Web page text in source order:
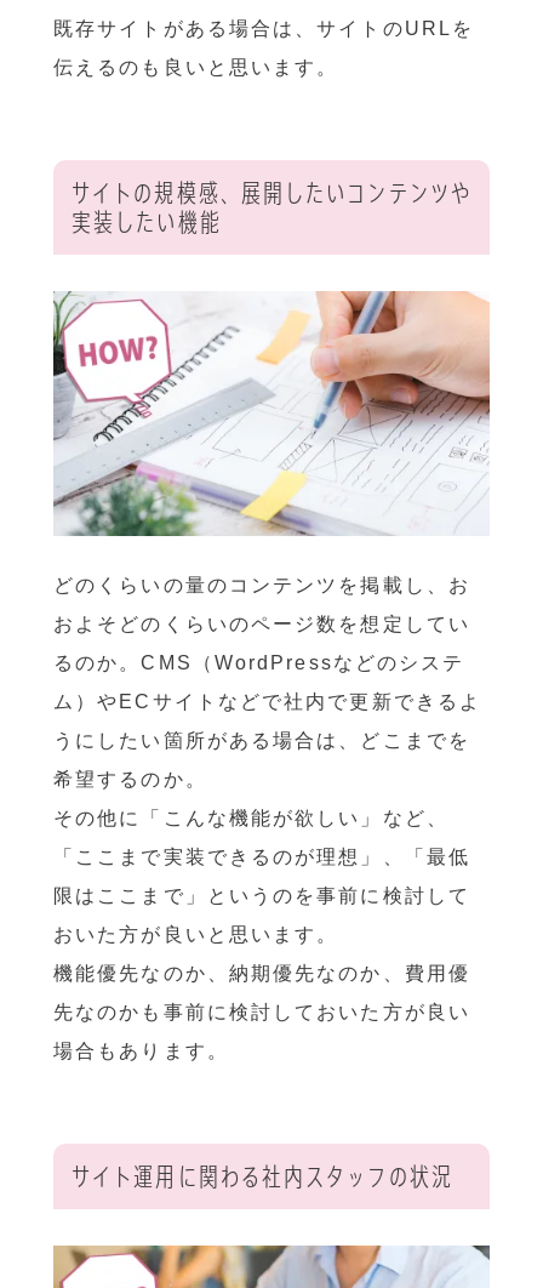
既存サイトがある場合は、サイトのURLを
伝えるのも良いと思います。
サイトの規模感、展開したいコンテンツや
実装したい機能
どのくらいの量のコンテンツを掲載し、お
およそどのくらいのページ数を想定してい
るのか。CMS（WordPressなどのシステ
ム）やECサイトなどで社内で更新できるよ
うにしたい箇所がある場合は、どこまでを
希望するのか。
その他に「こんな機能が欲しい」など、
「ここまで実装できるのが理想」、「最低
限はここまで」というのを事前に検討して
おいた方が良いと思います。
機能優先なのか、納期優先なのか、費用優
先なのかも事前に検討しておいた方が良い
場合もあります。
サイト運用に関わる社内スタッフの状況